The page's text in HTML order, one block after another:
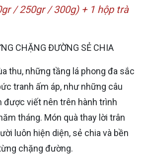
/ 250gr / 300g) + 1 hộp trà
CHẶNG ĐƯỜNG SẺ CHIA
thu, những tầng lá phong đa sắc
tranh ấm áp, như những câu
được viết nên trên hành trình
tháng. Món quà thay lời trân
luôn hiện diện, sẻ chia và bền
chặng đường.